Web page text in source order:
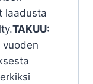
laadusta
TAKUU: